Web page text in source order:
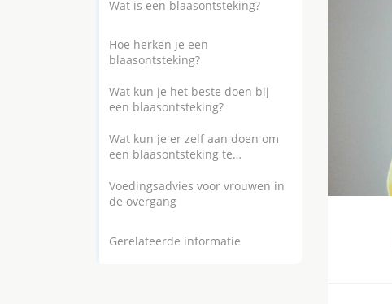
Wat is een blaasontsteking?
Hoe herken je een
blaasontsteking?
Wat kun je het beste doen bij
een blaasontsteking?
Wat kun je er zelf aan doen om
een blaasontsteking te
Voedingsadvies voor vrouwen in
de overgang
Gerelateerde informatie